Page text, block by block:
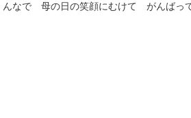
んなで 母の日の笑顔にむけて がんばっ